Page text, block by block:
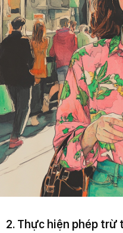
2. Thực hiện phép trừ